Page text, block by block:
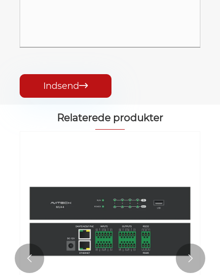
Indsend
Relaterede produkter
 